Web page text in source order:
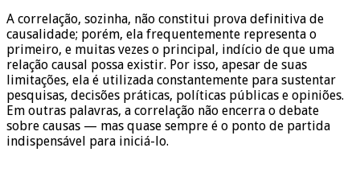
A correlação, sozinha, não constitui prova definitiva de
causalidade; porém, ela frequentemente representa o
primeiro, e muitas vezes o principal, indício de que uma
relação causal possa existir. Por isso, apesar de suas
limitações, ela é utilizada constantemente para sustentar
pesquisas, decisões práticas, políticas públicas e opiniões.
Em outras palavras, a correlação não encerra o debate
sobre causas — mas quase sempre é o ponto de partida
indispensável para iniciá-lo.